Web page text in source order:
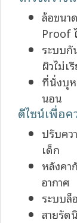
ล้อขน
Proof
ระบบ
ผิวไม่เ
ที่นั่งบุห
นอน
ดีไซน์เพื่อ
ปรับคว
เด็ก
หลังคา
อากาศ
ระบบล็
สายรัด